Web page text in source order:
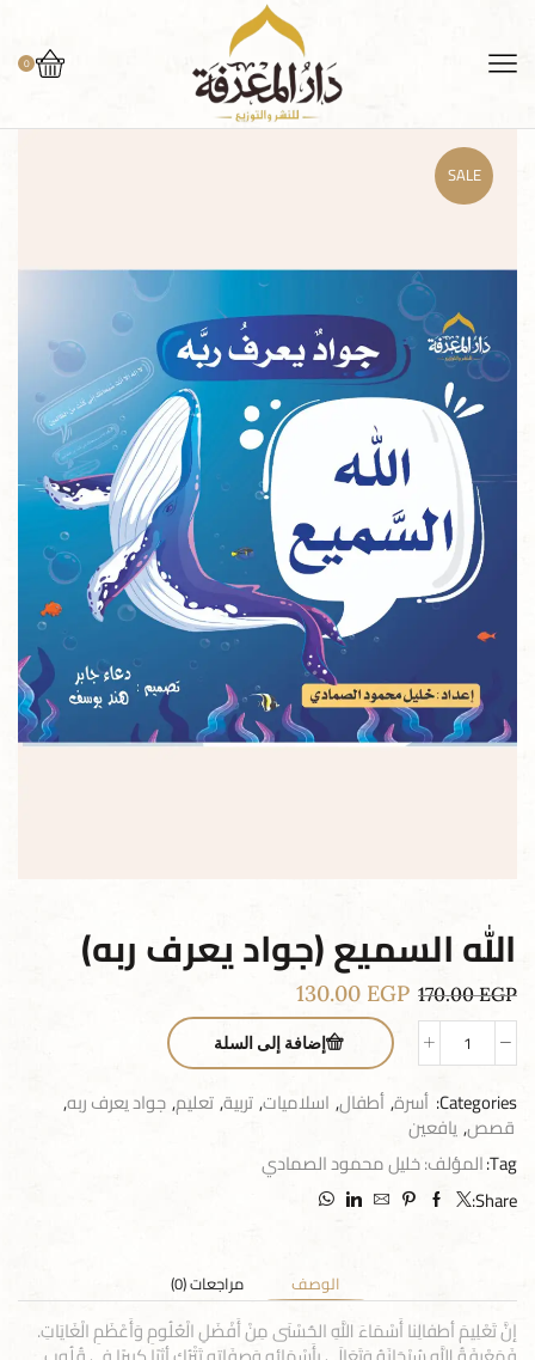
0
SALE
الله السميع (جواد يعرف ربه)
170.00EGP
130.00 EGP
إضافة إلى السلة
Categories: أسرة,أطفال, اسلاميات,تربية,تعليم,جواد يعرف ربه,
قصص,يافعين
Tag: المؤلف: خليل محمود الصمادي
Share:
الوصف مراجعات (0)
إنَّ تَعْلِيمَ أطفالِنا أَسْمَاءَ اللَّهِ الحُسْنَى مِنْ أَفْضَلِ الْعُلُومِ وَأَعْظَمِ الْغَايَاتِ.